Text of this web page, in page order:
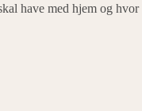
have med hjem og hvor